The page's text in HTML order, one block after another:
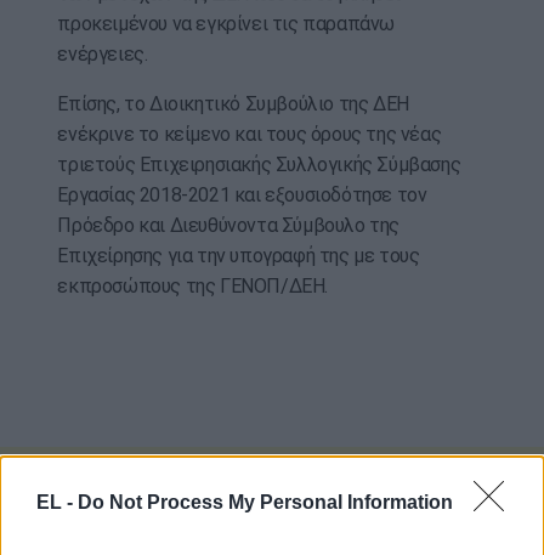
EL - Do Not Process My Personal Information
προκειμένου να εγκρίνει τις παραπάνω
ενέργειες.
Επίσης, το Διοικητικό Συμβούλιο της ΔΕΗ
ενέκρινε το κείμενο και τους όρους της νέας
τριετούς Επιχειρησιακής Συλλογικής Σύμβασης
Εργασίας 2018-2021 και εξουσιοδότησε τον
Πρόεδρο και Διευθύνοντα Σύμβουλο της
Επιχείρησης για την υπογραφή της με τους
εκπροσώπους της ΓΕΝΟΠ/ΔΕΗ.